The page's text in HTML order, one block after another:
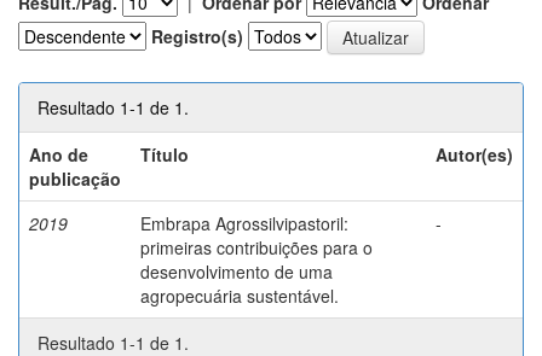
Registro(s)
Resultado 1-1 de 1.
Ano de
publicação
Título Autor(es)
2019
Embrapa Agrossilvipastoril:
primeiras contribuições para o
desenvolvimento de uma
agropecuária sustentável.
-
Resultado 1-1 de 1.